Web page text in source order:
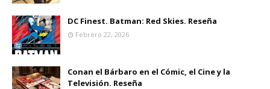
DC Finest. Batman: Red Skies. Reseña
Febrero 22, 2026
Conan el Bárbaro en el Cómic, el Cine y la
Televisión. Reseña